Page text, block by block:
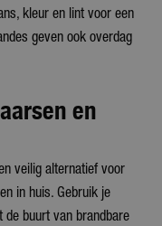
kleur en lint voor een
geven ook overdag
en
veilig alternatief voor
in huis. Gebruik je
de buurt van brandbare